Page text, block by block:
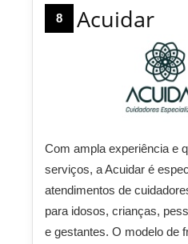
8 Acuidar
Com ampla experiência e
serviços, a Acuidar é
atendimentos de
para idosos, crianças,
e gestantes. O modelo de